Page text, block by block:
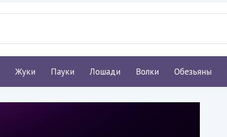
Жуки Пауки Лошади Волки Обезьяны